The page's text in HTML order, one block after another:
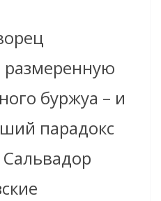
размеренную
буржуа – и
парадокс